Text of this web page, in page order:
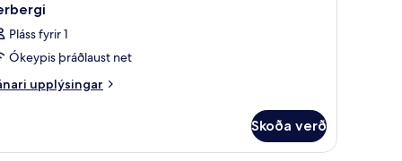
Pláss fyrir 1
Ókeypis þráðlaust net
upplýsingar
Skoða verð